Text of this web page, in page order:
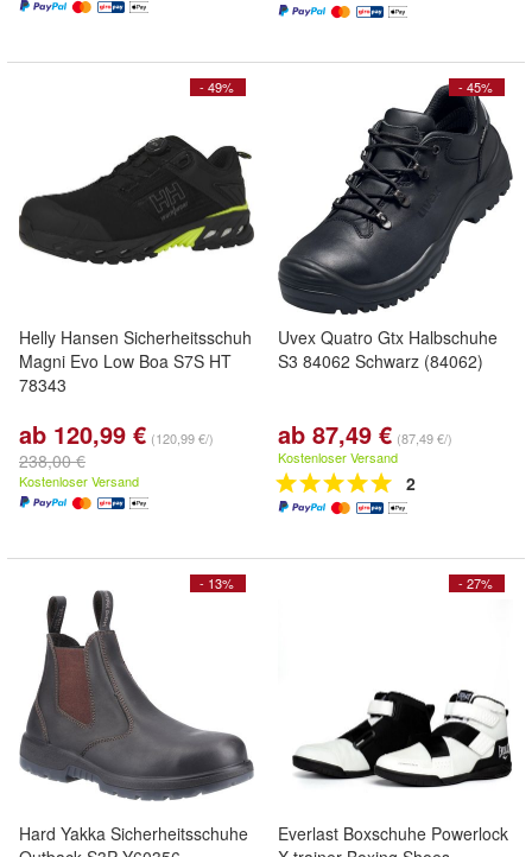
- 49%
Helly Hansen Sicherheitsschuh
Magni Evo Low Boa S7S HT
78343
ab 120,99 € (120,99 €/)
238,00 €
Kostenloser Versand
- 45%
Uvex Quatro Gtx Halbschuhe
S3 84062 Schwarz (84062)
ab 87,49 € (87,49 €/)
Kostenloser Versand
2
- 13%
Hard Yakka Sicherheitsschuhe
- 27%
Everlast Boxschuhe Powerlock